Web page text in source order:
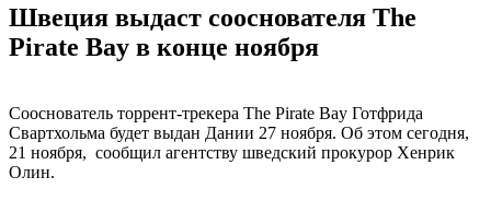
Швеция выдаст сооснователя The
Pirate Bay в конце ноября
Сооснователь торрент-трекера The Pirate Bay Готфрида
Свартхольма будет выдан Дании 27 ноября. Об этом сегодня,
21 ноября, сообщил агентству шведский прокурор Хенрик
Олин.